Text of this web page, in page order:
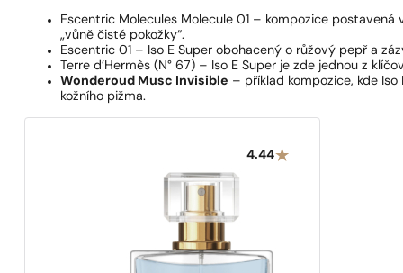
Escentric Molecules Molecule 01 – kompozice
„vůně čisté pokožky“.
Escentric 01 – Iso E Super obohacený o růžový pepř a
Terre d’Hermès (N° 67) – Iso E Super je zde jednou z
Wonderoud Musc Invisible – příklad kompozice, kde
kožního pižma.
4.44